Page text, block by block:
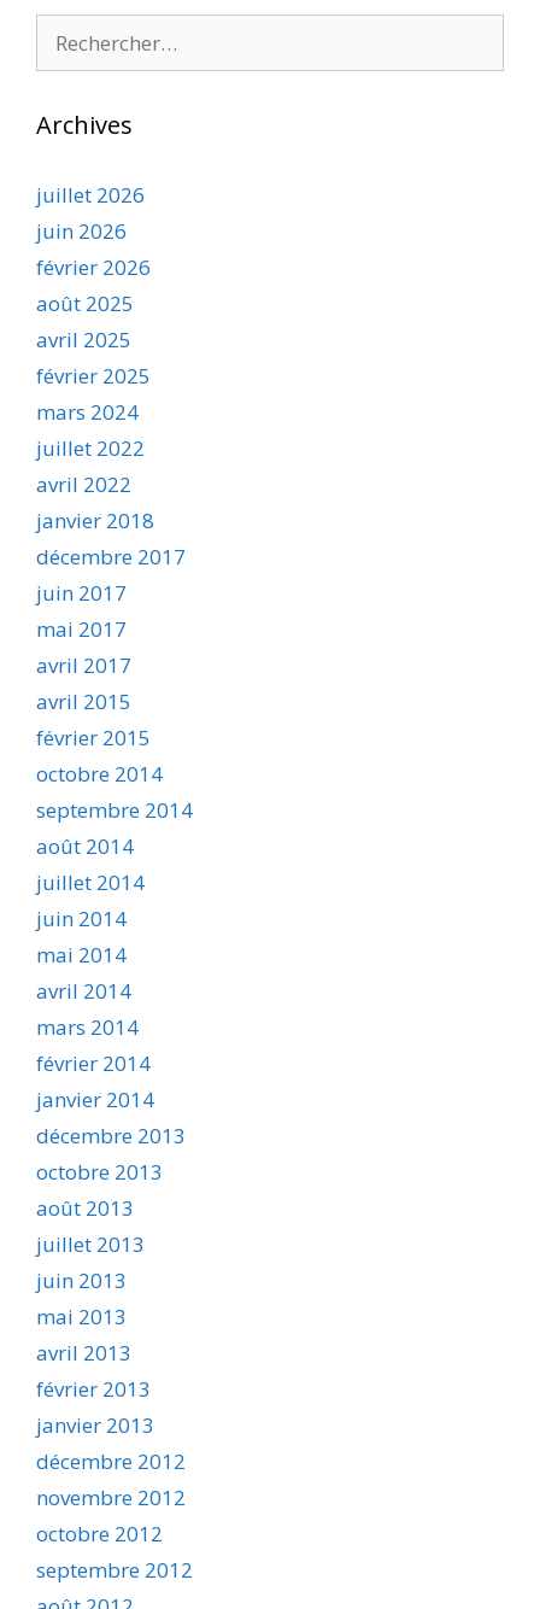
Archives
juillet 2026
juin 2026
février 2026
août 2025
avril 2025
février 2025
mars 2024
juillet 2022
avril 2022
janvier 2018
décembre 2017
juin 2017
mai 2017
avril 2017
avril 2015
février 2015
octobre 2014
septembre 2014
août 2014
juillet 2014
juin 2014
mai 2014
avril 2014
mars 2014
février 2014
janvier 2014
décembre 2013
octobre 2013
août 2013
juillet 2013
juin 2013
mai 2013
avril 2013
février 2013
janvier 2013
décembre 2012
novembre 2012
octobre 2012
septembre 2012